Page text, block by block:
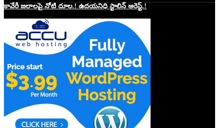
కావేరీ జలాలపై నోటి దూల.! ఉదయనిధి స్టాలిన్ అరెస్ట్.!
Website Hosting Sponser